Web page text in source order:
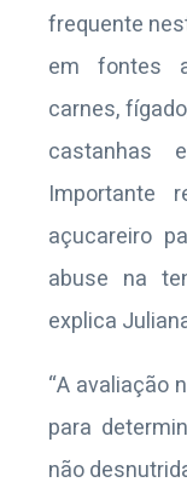
frequente
em fontes
carnes,
castanhas
Importante
açucareiro
abuse na
explica
“A avaliação
para
não